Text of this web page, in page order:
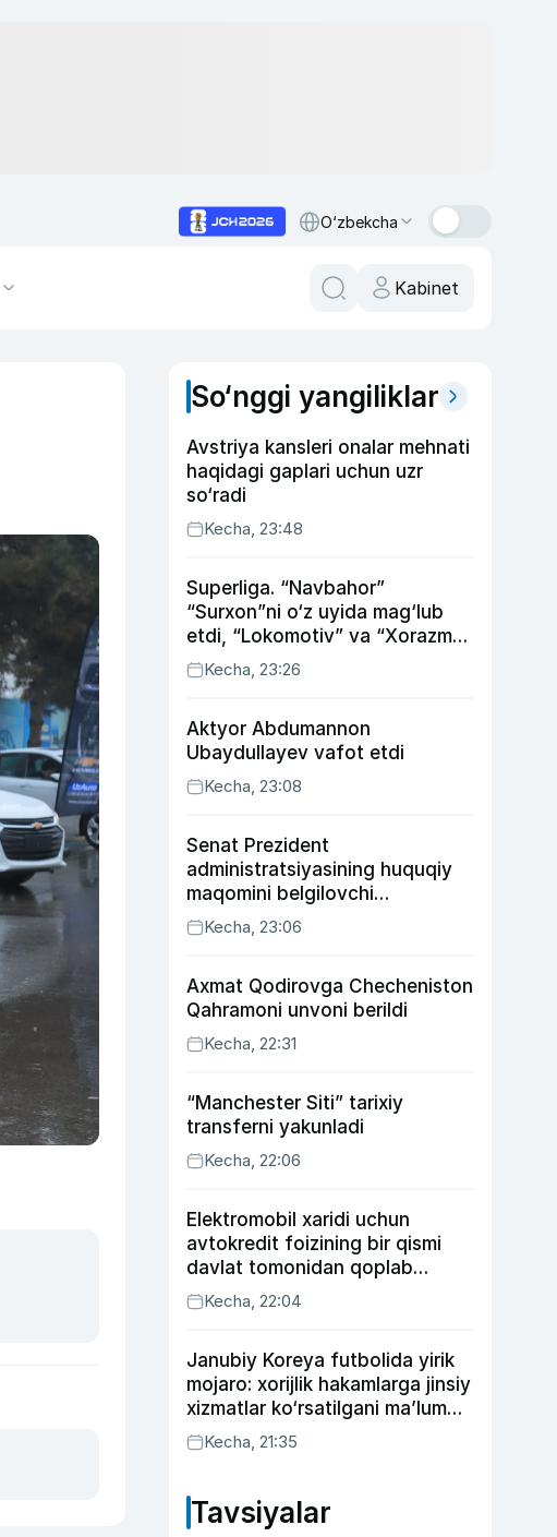
O‘zbekcha
Kabinet
So‘nggi yangiliklar
Avstriya kansleri onalar mehnati
haqidagi gaplari uchun uzr
so‘radi
Kecha, 23:48
Superliga. “Navbahor”
“Surxon”ni o‘z uyida mag‘lub
etdi, “Lokomotiv” va “Xorazm”
uyda g‘alaba qozondi
Kecha, 23:26
Aktyor Abdu­mannon
Ubaydullayev vafot etdi
Kecha, 23:08
Senat Prezident
administratsiyasining huquqiy
maqomini belgilovchi
konstitutsiyaviy qonunni
ma’qulladi
Kecha, 23:06
Axmat Qodirovga Checheniston
Qahramoni unvoni berildi
Kecha, 22:31
“Manchester Siti” tarixiy
transferni yakunladi
Kecha, 22:06
Elektromobil xaridi uchun
avtokredit foizining bir qismi
davlat tomonidan qoplab
berilishi mumkin
Kecha, 22:04
Janubiy Koreya futbolida yirik
mojaro: xorijlik hakamlarga jinsiy
xizmatlar ko‘rsatilgani ma’lum
qilindi
Kecha, 21:35
Tavsiyalar